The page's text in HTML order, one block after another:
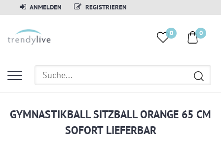
ANMELDEN REGISTRIEREN
0
0
GYMNASTIKBALL SITZBALL ORANGE 65 CM
SOFORT LIEFERBAR